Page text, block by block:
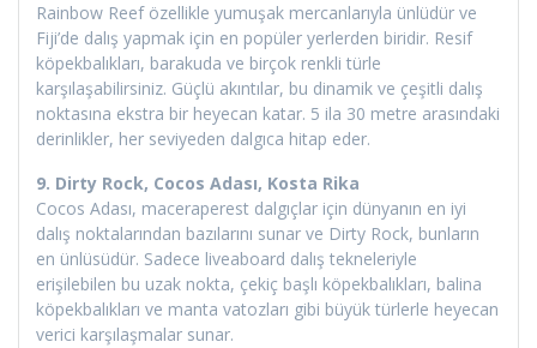
Rainbow Reef özellikle yumuşak mercanlarıyla ünlüdür ve
Fiji’de dalış yapmak için en popüler yerlerden biridir. Resif
köpekbalıkları, barakuda ve birçok renkli türle
karşılaşabilirsiniz. Güçlü akıntılar, bu dinamik ve çeşitli dalış
noktasına ekstra bir heyecan katar. 5 ila 30 metre arasındaki
derinlikler, her seviyeden dalgıca hitap eder.
9. Dirty Rock, Cocos Adası, Kosta Rika
Cocos Adası, maceraperest dalgıçlar için dünyanın en iyi
dalış noktalarından bazılarını sunar ve Dirty Rock, bunların
en ünlüsüdür. Sadece liveaboard dalış tekneleriyle
erişilebilen bu uzak nokta, çekiç başlı köpekbalıkları, balina
köpekbalıkları ve manta vatozları gibi büyük türlerle heyecan
verici karşılaşmalar sunar.